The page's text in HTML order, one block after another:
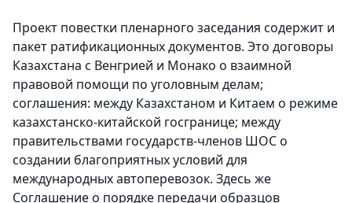
Проект повестки пленарного заседания содержит и
пакет ратификационных документов. Это договоры
Казахстана с Венгрией и Монако о взаимной
правовой помощи по уголовным делам;
соглашения: между Казахстаном и Китаем о режиме
казахстанско-китайской госгранице; между
правительствами государств-членов ШОС о
создании благоприятных условий для
международных автоперевозок. Здесь же
Соглашение о порядке передачи образцов